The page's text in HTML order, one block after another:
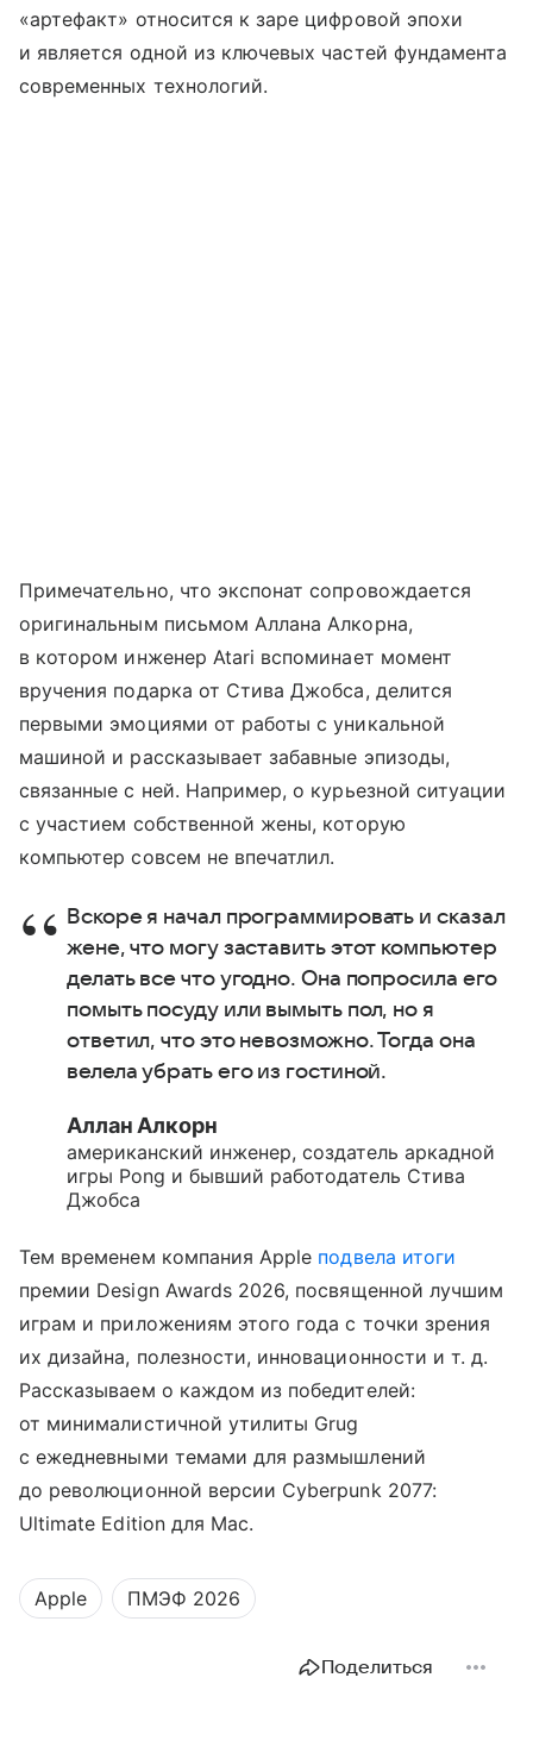
«артефакт» относится к заре цифровой эпохи
и является одной из ключевых частей фундамента
современных технологий.
Примечательно, что экспонат сопровождается
оригинальным письмом Аллана Алкорна,
в котором инженер Atari вспоминает момент
вручения подарка от Стива Джобса, делится
первыми эмоциями от работы с уникальной
машиной и рассказывает забавные эпизоды,
связанные с ней. Например, о курьезной ситуации
с участием собственной жены, которую
компьютер совсем не впечатлил.
Вскоре я начал программировать и сказал
жене, что могу заставить этот компьютер
делать все что угодно. Она попросила его
помыть посуду или вымыть пол, но я
ответил, что это невозможно. Тогда она
велела убрать его из гостиной.
Аллан Алкорн
американский инженер, создатель аркадной
игры Pong и бывший работодатель Стива
Джобса
Тем временем компания Apple подвела итоги
премии Design Awards 2026, посвященной лучшим
играм и приложениям этого года с точки зрения
их дизайна, полезности, инновационности и т. д.
Рассказываем о каждом из победителей:
от минималистичной утилиты Grug
с ежедневными темами для размышлений
до революционной версии Cyberpunk 2077:
Ultimate Edition для Mac.
Apple ПМЭФ 2026
Поделиться